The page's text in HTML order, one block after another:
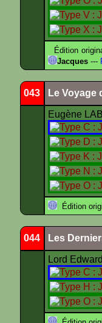
Édition
Jacques ---
043 Le Voyage
Eugène
Édition
044 Les
Lord